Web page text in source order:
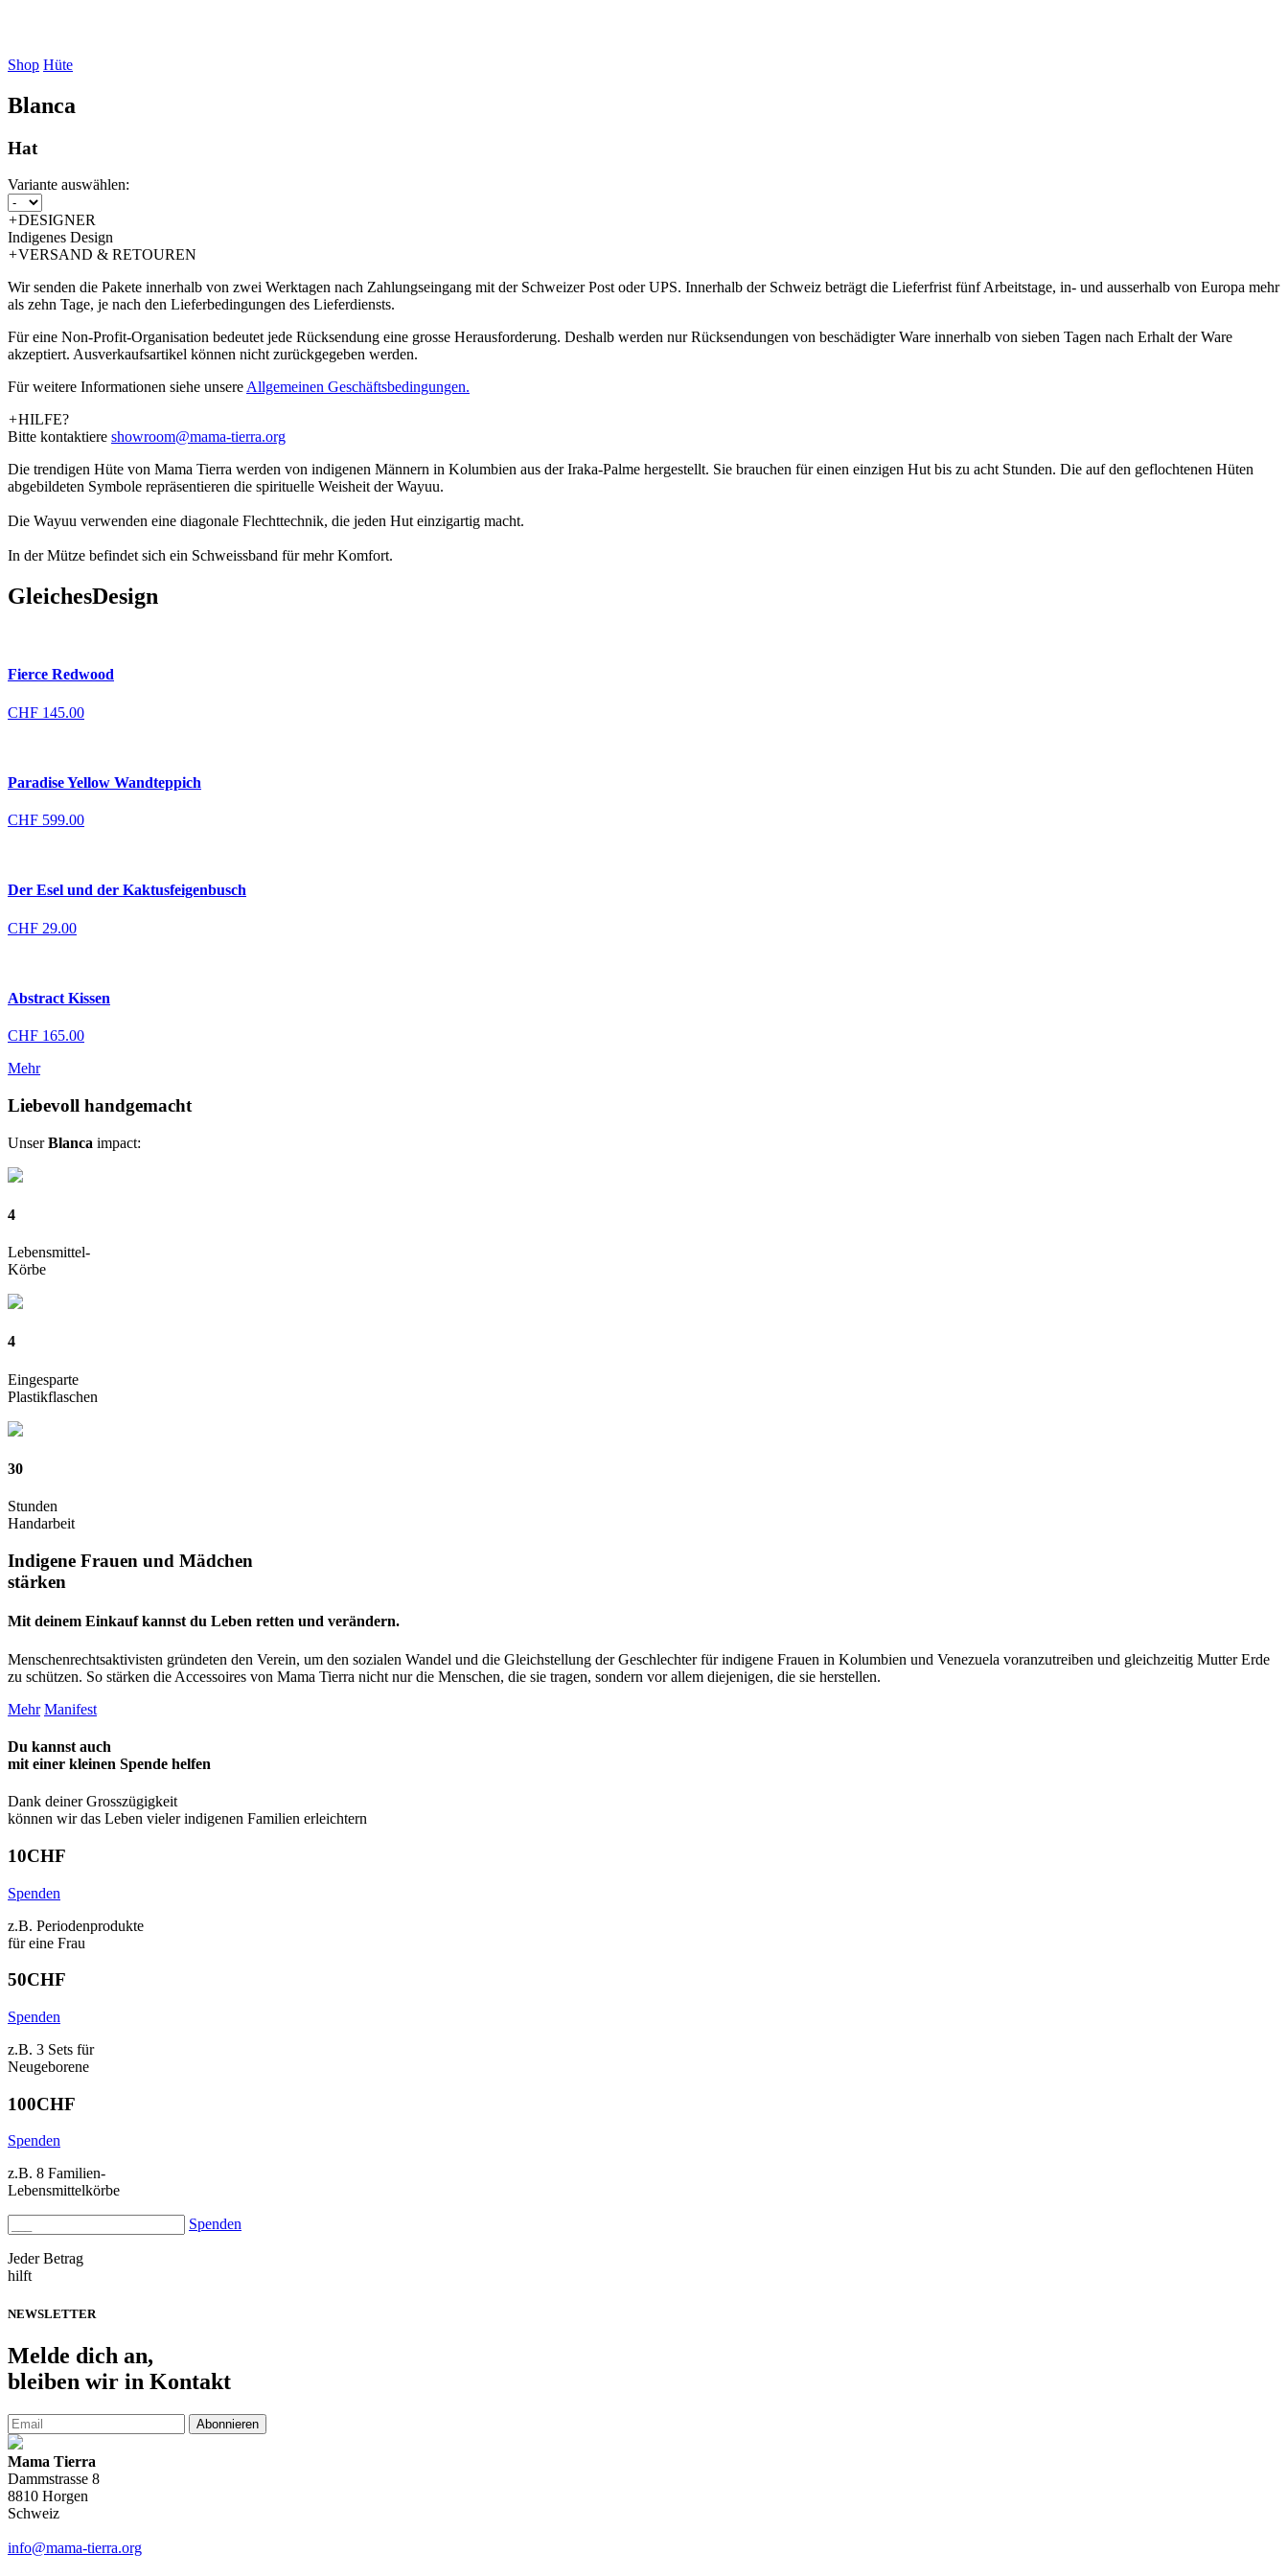
Shop Hüte
Blanca
Hat
Variante auswählen:
+DESIGNER
Indigenes Design
+VERSAND & RETOUREN
Wir senden die Pakete innerhalb von zwei Werktagen nach Zahlungseingang mit der Schweizer Post oder UPS. Innerhalb der Schweiz beträgt die Lieferfrist fünf Arbeitstage, in- und ausserhalb von Europa mehr
als zehn Tage, je nach den Lieferbedingungen des Lieferdiensts.
Für eine Non-Profit-Organisation bedeutet jede Rücksendung eine grosse Herausforderung. Deshalb werden nur Rücksendungen von beschädigter Ware innerhalb von sieben Tagen nach Erhalt der Ware
akzeptiert. Ausverkaufsartikel können nicht zurückgegeben werden.
Für weitere Informationen siehe unsere ­Allgemeinen Geschäftsbedingungen.
+HILFE?
Bitte kontaktiere showroom@mama-tierra.org
Die trendigen Hüte von Mama Tierra werden von indigenen Männern in Kolumbien aus der Iraka-Palme hergestellt. Sie brauchen für einen einzigen Hut bis zu acht Stunden. Die auf den geflochtenen Hüten
abgebildeten Symbole repräsentieren die spirituelle Weisheit der Wayuu.
Die Wayuu verwenden eine diagonale Flechttechnik, die jeden Hut einzigartig macht.
In der Mütze befindet sich ein Schweissband für mehr Komfort.
GleichesDesign
Fierce Redwood
CHF 145.00
Paradise Yellow Wandteppich
CHF 599.00
Der Esel und der Kaktusfeigenbusch
CHF 29.00
Abstract Kissen
CHF 165.00
Mehr
Liebevoll handgemacht
UnserBlanca impact:
4
Lebensmittel-
Körbe
4
Eingesparte
Plastikflaschen
30
Stunden
Handarbeit
Indigene Frauen und Mädchen
stärken
Mit deinem Einkauf kannst du Leben retten und verändern.
Menschenrechtsaktivisten gründeten den Verein, um den sozialen Wandel und die Gleichstellung der Geschlechter für indigene Frauen in Kolumbien und Venezuela voranzutreiben und gleichzeitig Mutter Erde
zu schützen. So stärken die Accessoires von Mama Tierra nicht nur die Menschen, die sie tragen, sondern vor allem diejenigen, die sie herstellen.
Mehr Manifest
Du kannst auch
mit einer kleinen Spende helfen
Dank deiner Grosszügigkeit
können wir das Leben vieler indigenen Familien erleichtern
10CHF
Spenden
z.B. Periodenprodukte
für eine Frau
50CHF
Spenden
z.B. 3 Sets für
Neugeborene
100CHF
Spenden
z.B. 8 Familien-
Lebensmittelkörbe
Spenden
Jeder Betrag
hilft
NEWSLETTER
Melde dich an,
bleiben wir in Kontakt
Abonnieren
Mama Tierra
Dammstrasse 8
8810 Horgen
Schweiz
info@mama-tierra.org